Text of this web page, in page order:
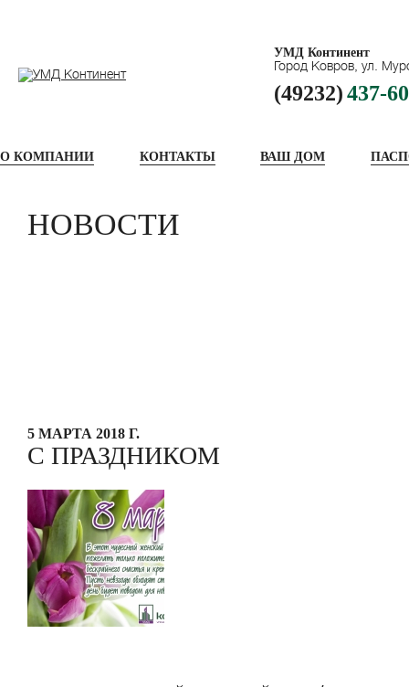
УМД Континент
Город Ковров, ул.
(49232)437-60
О КОМПАНИИ КОНТАКТЫ ВАШ ДОМ
НОВОСТИ
5 МАРТА 2018 Г.
С ПРАЗДНИКОМ